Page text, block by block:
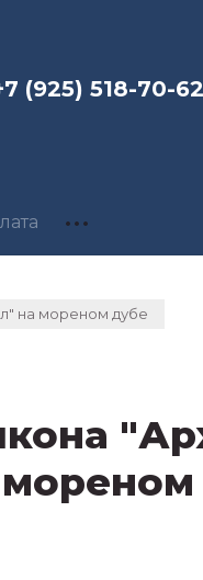
(925) 518-70-62
на мореном дубе